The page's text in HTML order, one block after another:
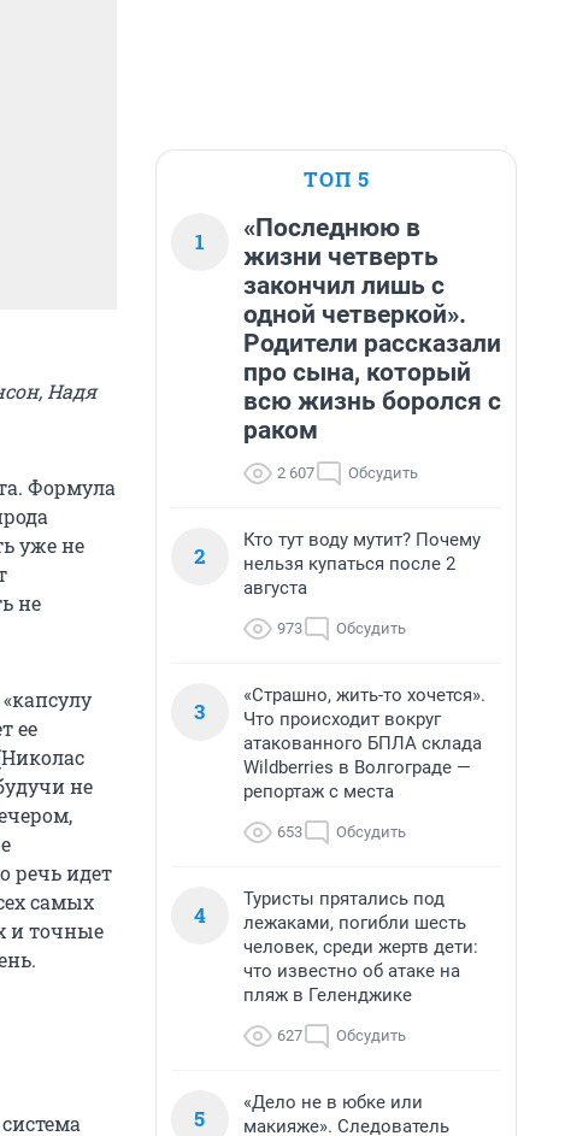
Надя
Формула
уже не
не
ее
не
речь идет
самых
и точные
ТОП 5
1
«Последнюю в
жизни четверть
закончил лишь с
одной четверкой».
Родители рассказали
про сына, который
всю жизнь боролся с
раком
2 607 Обсудить
2
Кто тут воду мутит? Почему
нельзя купаться после 2
августа
973 Обсудить
3
«Страшно, жить-то хочется».
Что происходит вокруг
атакованного БПЛА склада
Wildberries в Волгограде —
репортаж с места
653 Обсудить
4
Туристы прятались под
лежаками, погибли шесть
человек, среди жертв дети:
что известно об атаке на
пляж в Геленджике
627 Обсудить
5
«Дело не в юбке или
макияже». Следователь